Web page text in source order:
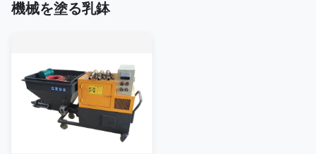
機械を塗る乳鉢